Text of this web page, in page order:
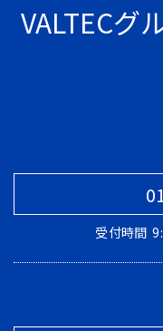
VALTECグ
受付時間